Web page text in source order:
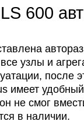
600
узлы и
после
имеет
не смог
в наличии.